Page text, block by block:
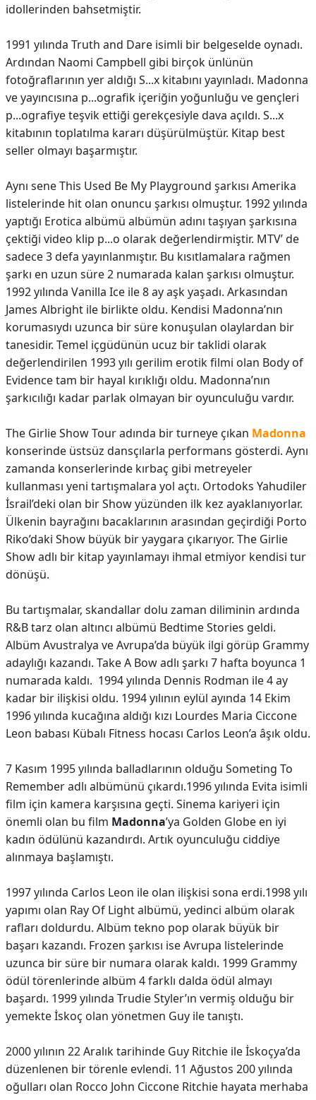
idollerinden bahsetmiştir.
1991 yılında Truth and Dare isimli bir belgeselde oynadı.
Ardından Naomi Campbell gibi birçok ünlünün
fotoğraflarının yer aldığı S...x kitabını yayınladı. Madonna
ve yayıncısına p...ografik içeriğin yoğunluğu ve gençleri
p...ografiye teşvik ettiği gerekçesiyle dava açıldı. S...x
kitabının toplatılma kararı düşürülmüştür. Kitap best
seller olmayı başarmıştır.
Aynı sene This Used Be My Playground şarkısı Amerika
listelerinde hit olan onuncu şarkısı olmuştur. 1992 yılında
yaptığı Erotica albümü albümün adını taşıyan şarkısına
çektiği video klip p...o olarak değerlendirmiştir. MTV’ de
sadece 3 defa yayınlanmıştır. Bu kısıtlamalara rağmen
şarkı en uzun süre 2 numarada kalan şarkısı olmuştur.
1992 yılında Vanilla Ice ile 8 ay aşk yaşadı. Arkasından
James Albright ile birlikte oldu. Kendisi Madonna’nın
korumasıydı uzunca bir süre konuşulan olaylardan bir
tanesidir. Temel içgüdünün ucuz bir taklidi olarak
değerlendirilen 1993 yılı gerilim erotik filmi olan Body of
Evidence tam bir hayal kırıklığı oldu. Madonna’nın
şarkıcılığı kadar parlak olmayan bir oyunculuğu vardır.
The Girlie Show Tour adında bir turneye çıkan Madonna
konserinde üstsüz dansçılarla performans gösterdi. Aynı
zamanda konserlerinde kırbaç gibi metreyeler
kullanması yeni tartışmalara yol açtı. Ortodoks Yahudiler
İsrail’deki olan bir Show yüzünden ilk kez ayaklanıyorlar.
Ülkenin bayrağını bacaklarının arasından geçirdiği Porto
Riko’daki Show büyük bir yaygara çıkarıyor. The Girlie
Show adlı bir kitap yayınlamayı ihmal etmiyor kendisi tur
dönüşü.
Bu tartışmalar, skandallar dolu zaman diliminin ardında
R&B tarz olan altıncı albümü Bedtime Stories geldi.
Albüm Avustralya ve Avrupa’da büyük ilgi görüp Grammy
adaylığı kazandı. Take A Bow adlı şarkı 7 hafta boyunca 1
numarada kaldı. 1994 yılında Dennis Rodman ile 4 ay
kadar bir ilişkisi oldu. 1994 yılının eylül ayında 14 Ekim
1996 yılında kucağına aldığı kızı Lourdes Maria Ciccone
Leon babası Kübalı Fitness hocası Carlos Leon’a âşık oldu.
7 Kasım 1995 yılında balladlarının olduğu Someting To
Remember adlı albümünü çıkardı.1996 yılında Evita isimli
film için kamera karşısına geçti. Sinema kariyeri için
önemli olan bu film Madonna’ya Golden Globe en iyi
kadın ödülünü kazandırdı. Artık oyunculuğu ciddiye
alınmaya başlamıştı.
1997 yılında Carlos Leon ile olan ilişkisi sona erdi.1998 yılı
yapımı olan Ray Of Light albümü, yedinci albüm olarak
rafları doldurdu. Albüm tekno pop olarak büyük bir
başarı kazandı. Frozen şarkısı ise Avrupa listelerinde
uzunca bir süre bir numara olarak kaldı. 1999 Grammy
ödül törenlerinde albüm 4 farklı dalda ödül almayı
başardı. 1999 yılında Trudie Styler’ın vermiş olduğu bir
yemekte İskoç olan yönetmen Guy ile tanıştı.
2000 yılının 22 Aralık tarihinde Guy Ritchie ile İskoçya’da
düzenlenen bir törenle evlendi. 11 Ağustos 200 yılında
oğulları olan Rocco John Ciccone Ritchie hayata merhaba